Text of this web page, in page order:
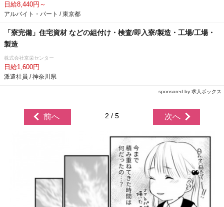
日給8,440円～
アルバイト・パート / 東京都
「寮完備」住宅資材 などの組付け・検査/即入寮/製造・工場/工場・
製造
株式会社京栄センター
日給1,600円
派遣社員 / 神奈川県
sponsored by 求人ボックス
前へ 2 / 5 次へ